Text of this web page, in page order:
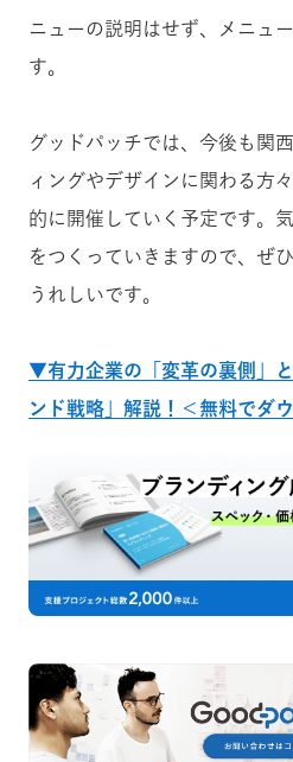
ニューの説明はせず、メニュ
す。
グッドパッチでは、今後も関
ィングやデザインに関わる方
的に開催していく予定です。
をつくっていきますので、ぜ
うれしいです。
▼有力企業の「変革の裏側」
ンド戦略」解説！＜無料でダ